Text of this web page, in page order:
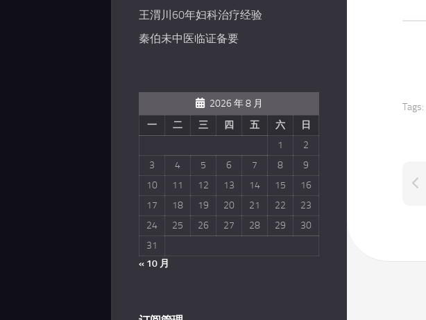
王渭川60年妇科治疗经验
秦伯未中医临证备要
2026 年 8 月
一
二 三 四 五 六
日
1
2
3
4 5 6 7 8
9
10
11 12 13 14 15
16
17
18 19 20 21 22
23
24
25 26 27 28 29
30
31
« 10 月
Tags: